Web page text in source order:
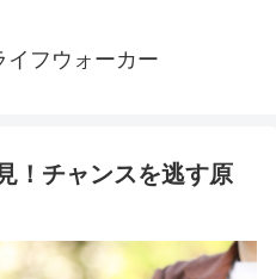
イフウォーカー
！チャンスを逃す原